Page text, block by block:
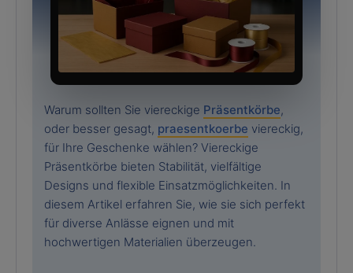
Warum sollten Sie viereckige Präsentkörbe,
oder besser gesagt, praesentkoerbe viereckig,
für Ihre Geschenke wählen? Viereckige
Präsentkörbe bieten Stabilität, vielfältige
Designs und flexible Einsatzmöglichkeiten. In
diesem Artikel erfahren Sie, wie sie sich perfekt
für diverse Anlässe eignen und mit
hochwertigen Materialien überzeugen.